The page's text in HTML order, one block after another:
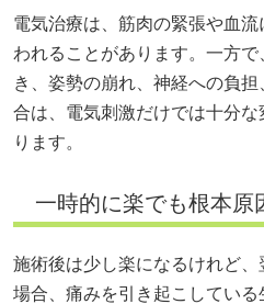
電気治療は、筋肉の緊張や血
われることがあります。一方
き、姿勢の崩れ、神経への負
合は、電気刺激だけでは十分
ります。
一時的に楽でも根本原
施術後は少し楽になるけれど
場合、痛みを引き起こしてい